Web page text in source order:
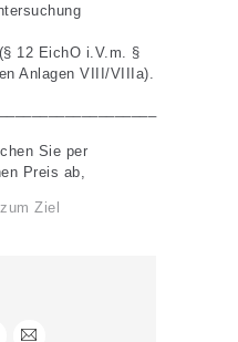
12 EichO i.V.m. §
Anlagen VIII/VIIIa).
Sie per
Preis ab,
Ziel